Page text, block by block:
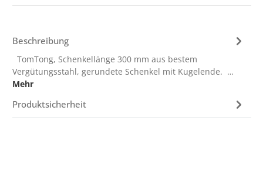
Beschreibung
TomTong, Schenkellänge 300 mm aus bestem
Vergütungsstahl, gerundete Schenkel mit Kugelende. …
Mehr
Produktsicherheit